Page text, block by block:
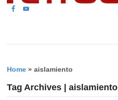
Home » aislamiento
Tag Archives | aislamiento